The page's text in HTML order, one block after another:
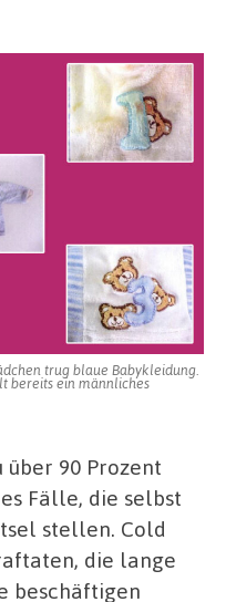
trug blaue Babykleidung.
bereits ein männliches
90 Prozent
Fälle, die selbst
stellen. Cold
die lange
beschäftigen